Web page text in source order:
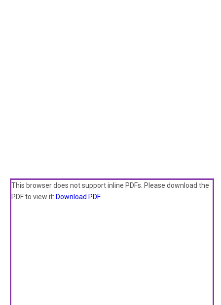
This browser does not support inline PDFs. Please download the
PDF to view it: Download PDF